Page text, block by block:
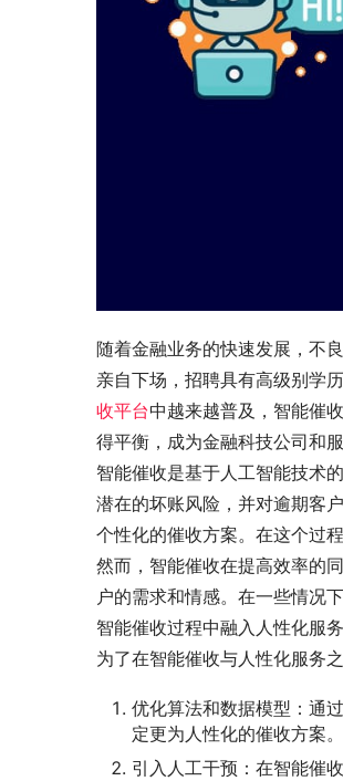
随着金融业务的快速发展，不
亲自下场，招聘具有高级别学
收平台中越来越普及，智能催
得平衡，成为金融科技公司和
智能催收是基于人工智能技术
潜在的坏账风险，并对逾期客
个性化的催收方案。在这个过
然而，智能催收在提高效率的
户的需求和情感。在一些情况
智能催收过程中融入人性化服
为了在智能催收与人性化服务
优化算法和数据模型：通
定更为人性化的催收方案。
引入人工干预：在智能催